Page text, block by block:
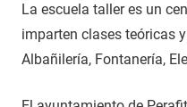
La escuela taller es un
imparten clases teóricas
Albañilería, Fontanería,